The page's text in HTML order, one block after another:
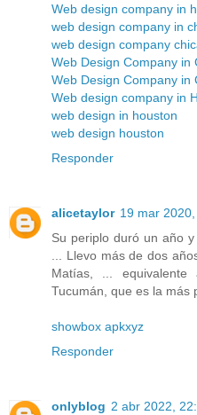
Web design company in
web design company in
web design company
Web Design Company in
Web Design Company in
Web design company in
web design in houston
web design houston
Responder
alicetaylor 19 mar
Su periplo duró un año
... Llevo más de dos
Matías, ...
Tucumán, que es la más
showbox apkxyz
Responder
onlyblog 2 abr 2022,